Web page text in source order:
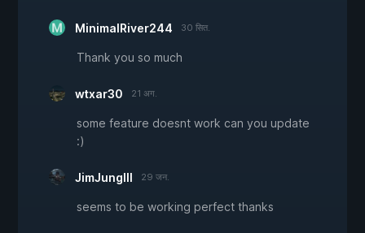
MinimalRiver244 30 सित.
Thank you so much
wtxar30 21 अग.
some feature doesnt work can you update
:)
JimJungIll 29 जन.
seems to be working perfect thanks